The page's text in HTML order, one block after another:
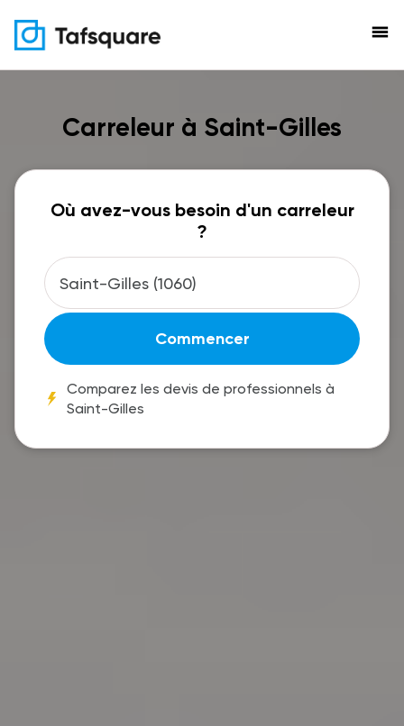
menu
Carreleur à Saint-Gilles
Où avez-vous besoin d'un carreleur
?
Commencer
Comparez les devis de professionnels à
Saint-Gilles